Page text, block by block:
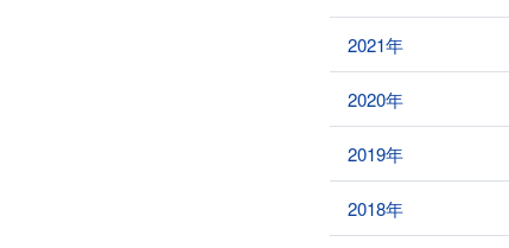
2021年
2020年
2019年
2018年